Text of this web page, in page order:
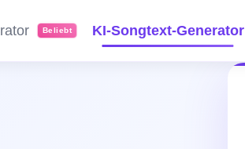
Beliebt KI-Songtext-Generator